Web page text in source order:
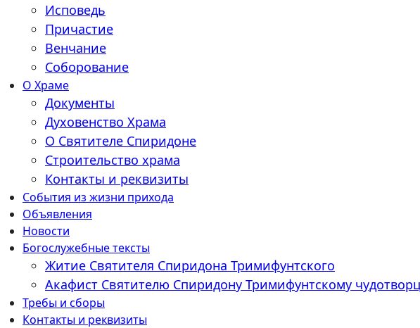
Исповедь
Причастие
Венчание
Соборование
О Храме
Документы
Духовенство Храма
О Святителе Спиридоне
Строительство храма
Контакты и реквизиты
События из жизни прихода
Объявления
Новости
Богослужебные тексты
Житие Cвятителя Спиридона Тримифунтского
Акафист Cвятителю Спиридону Тримифунтскому
Требы и сборы
Контакты и реквизиты